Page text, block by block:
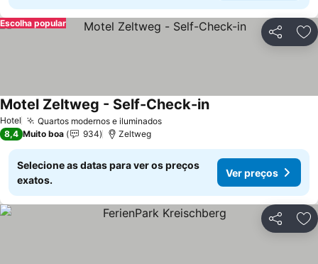
Partilhar
Escolha popular
Hotel Quartos modernos e iluminados
Motel Zeltweg - Self-Check-in
8,4 Muito boa 934 Zeltweg
Selecione as datas para ver os preços
exatos.
Ver preços
Partilhar